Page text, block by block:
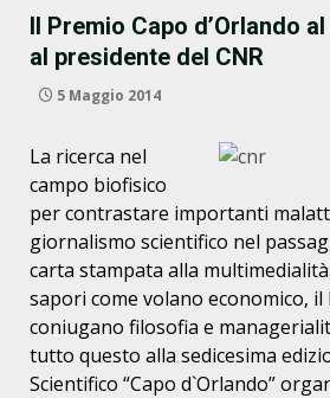
Il Premio Capo d’Orlando
al presidente del CNR
5 Maggio 2014
La ricerca nel
campo biofisico
per contrastare importanti
giornalismo scientifico nel
carta stampata alla
sapori come volano economico, il
coniugano filosofia e
tutto questo alla sedicesima
Scientifico “Capo d`Orlando”